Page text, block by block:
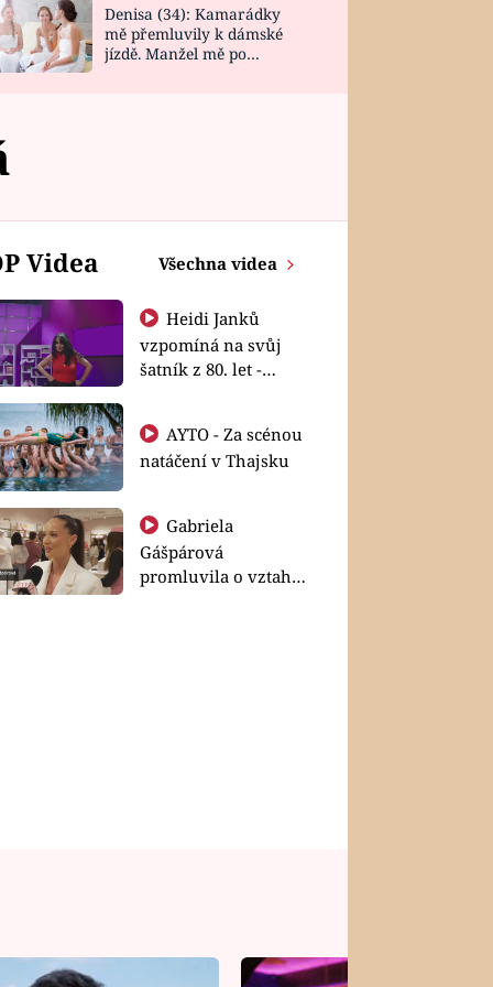
Denisa (34): Kamarádky
mě přemluvily k dámské
jízdě. Manžel mě po
Videa Všechna videa
Heidi Janků
vzpomíná na svůj
šatník z 80. let -
natáčení v Thajsku
Gabriela
Gášpárová
promluvila o vztahu